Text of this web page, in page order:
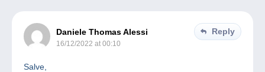
Daniele Thomas Alessi
16/12/2022 at 00:10
Reply
Salve,